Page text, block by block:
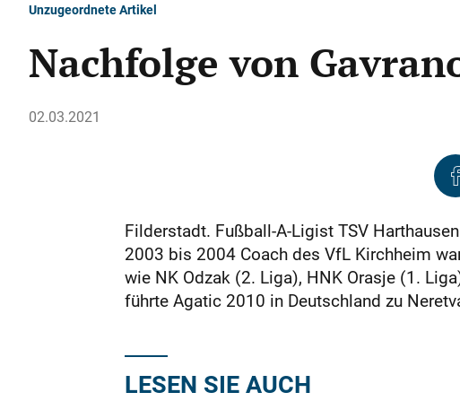
Unzugeordnete Artikel
Nachfolge von
02.03.2021
Filderstadt. Fußball-A-Ligist TSV
2003 bis 2004 Coach des VfL Kirchheim
wie NK Odzak (2. Liga), HNK Orasje (1.
führte Agatic 2010 in Deutschland zu
LESEN SIE AUCH